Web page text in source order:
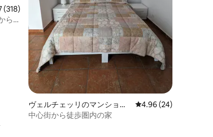
ー318件、5つ星中4.87つ星の平均評価
(318)
ら
ヴェルチェッリのマンショ
ン・アパート
レビュー24件、5つ星
4.96 (24)
中心街から徒歩圏内の家